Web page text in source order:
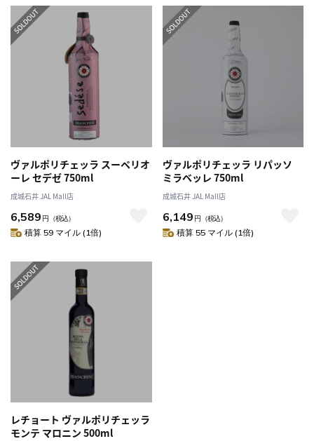
ヴァルポリチェッラ スーペリオ
ーレ セデゼ 750ml
成城石井 JAL Mall店
6,589 円 （税込）
積算 59 マイル (1倍)
ヴァルポリチェッラ リパッソ
ミラベッレ 750ml
成城石井 JAL Mall店
6,149 円 （税込）
積算 55 マイル (1倍)
レチョート ヴァルポリチェッラ
モンテ マロニン 500ml